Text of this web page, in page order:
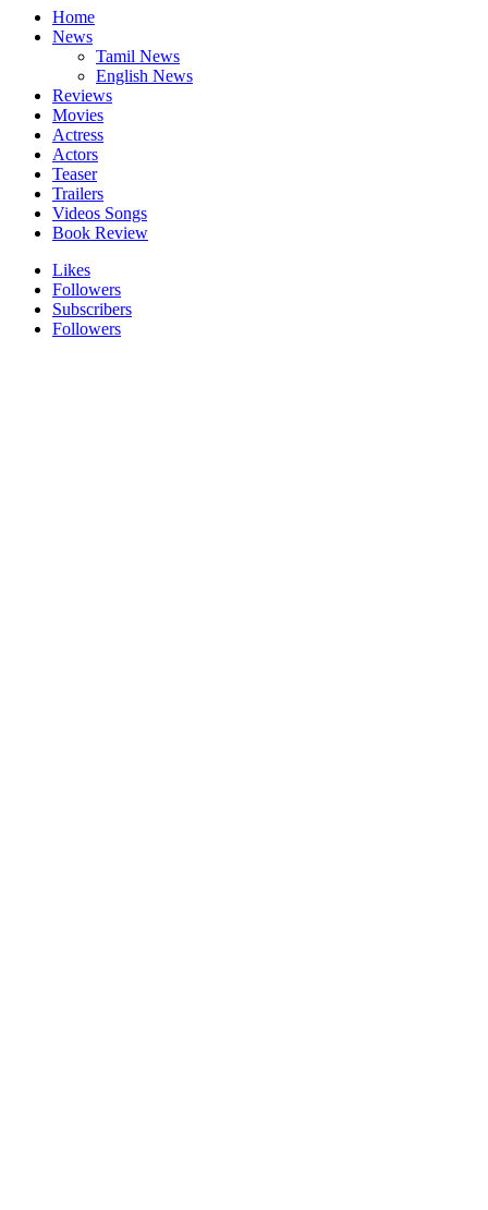
Home
News
Tamil News
English News
Reviews
Movies
Actress
Actors
Teaser
Trailers
Videos Songs
Book Review
Likes
Followers
Subscribers
Followers